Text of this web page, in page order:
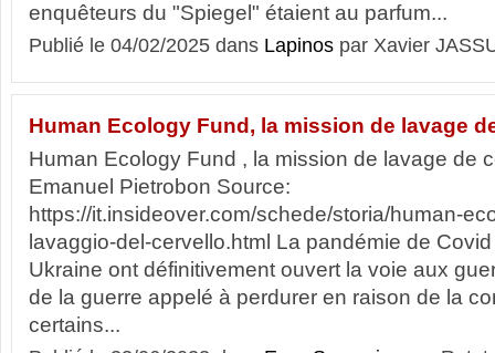
enquêteurs du "Spiegel" étaient au parfum...
Publié le 04/02/2025 dans Lapinos par Xavier
Human Ecology Fund, la mission de lavage
Human Ecology Fund , la mission de lavage de
Emanuel Pietrobon Source:
https://it.insideover.com/schede/storia/human-
lavaggio-del-cervello.html La pandémie de
Ukraine ont définitivement ouvert la voie aux
de la guerre appelé à perdurer en raison de la
certains...